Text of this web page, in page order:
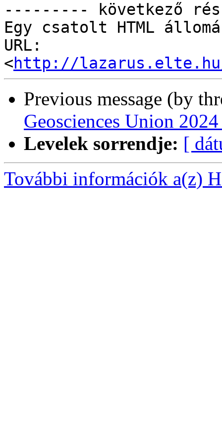
--------- következő
Egy csatolt HTML
URL:
<http://lazarus.elte.hu/
Previous message (by
Geosciences Union
Levelek sorrendje: [
További információk a(z)